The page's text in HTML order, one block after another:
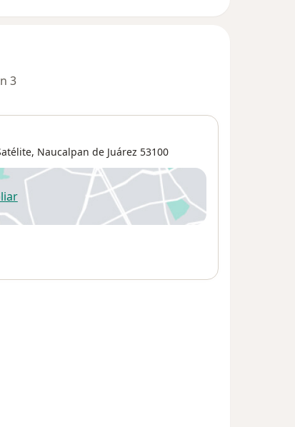
3
, Naucalpan de Juárez 53100
abre en una nueva pestaña